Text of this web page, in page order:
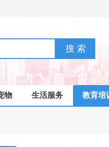
物 生活服务 教育培